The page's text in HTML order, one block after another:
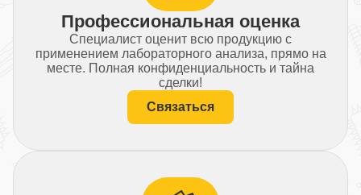
Профессиональная оценка
Специалист оценит всю продукцию с
применением лабораторного анализа, прямо на
месте. Полная конфиденциальность и тайна
сделки!
Связаться